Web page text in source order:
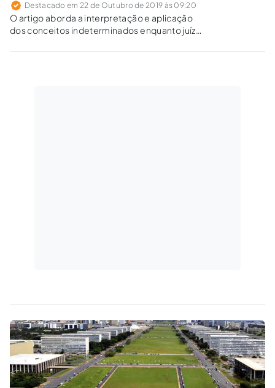
Destacado em 22 de Outubro de 2019 às 09:20
O artigo aborda a interpretação e aplicação
dos conceitos indeterminados enquanto juízo
argumentativa necessária a evidenciar e